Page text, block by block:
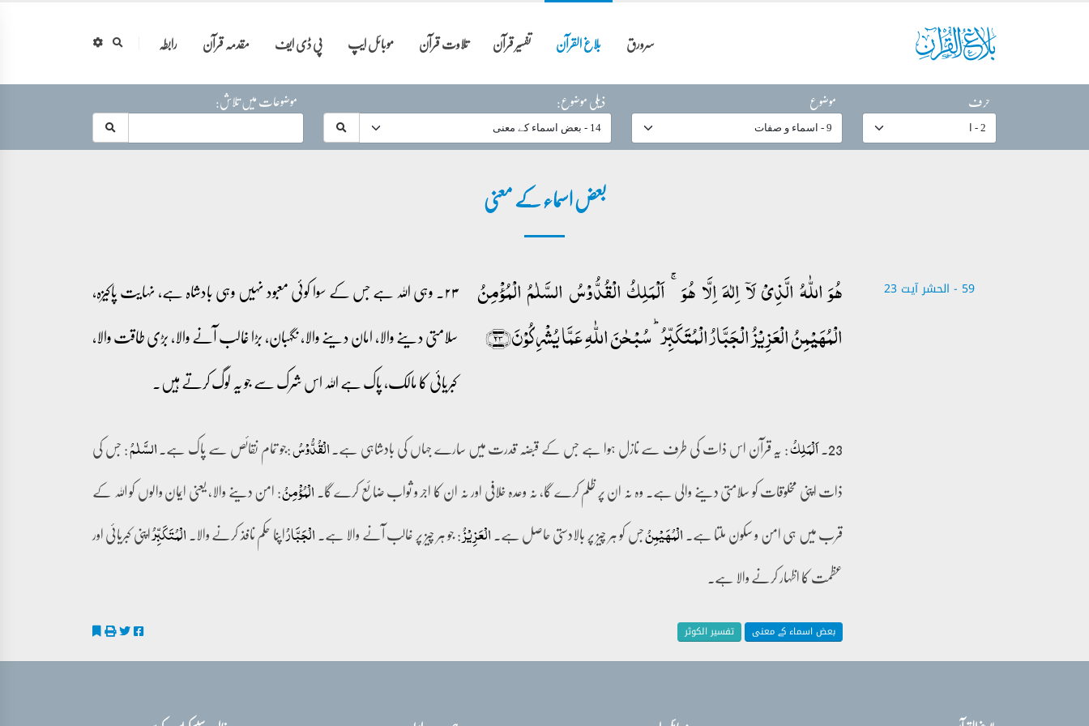
سرورق بلاغ القرآن تفسیر قرآن تلاوت قرآن موبائل ایپ پی ڈی ایف مقدمہ قرآن
رابطہ
حرف
موضوع ذیلی موضوع: موضوعات میں تلاش:
بعض اسماء کے معنی
59 - ‎الحشر آیت 23
ہُوَ اللّٰہُ الَّذِیۡ لَاۤ اِلٰہَ اِلَّا ہُوَ ۚ اَلۡمَلِکُ الۡقُدُّوۡسُ السَّلٰمُ الۡمُؤۡمِنُ
الۡمُہَیۡمِنُ الۡعَزِیۡزُ الۡجَبَّارُ الۡمُتَکَبِّرُ ؕ سُبۡحٰنَ اللّٰہِ عَمَّا یُشۡرِکُوۡنَ﴿۲۳﴾
۲۳۔ وہی اللہ ہے جس کے سوا کوئی معبود نہیں وہی بادشاہ ہے، نہایت پاکیزہ،
سلامتی دینے والا، امان دینے والا، نگہبان، بڑا غالب آنے والا، بڑی طاقت والا،
کبریائی کا مالک، پاک ہے اللہ اس شرک سے جو یہ لوگ کرتے ہیں۔
23۔ اَلۡمَلِکُ: یہ قرآن اس ذات کی طرف سے نازل ہوا ہے جس کے قبضہ قدرت میں سارے جہاں کی بادشاہی ہے۔الۡقُدُّوۡسُ:جو تمام نقائص سے پاک ہے۔السَّلٰمُ: جس کی
ذات اپنی مخلوقات کو سلامتی دینے والی ہے۔ وہ نہ ان پر ظلم کرے گا، نہ وعدہ خلافی اور نہ ان کا اجر و ثواب ضائع کرے گا۔الۡمُؤۡمِنُ: امن دینے والا، یعنی ایمان والوں کو اللہ کے
قرب میں ہی امن و سکون ملتا ہے۔الۡمُہَیۡمِنُجس کو ہر چیز پر بالادستی حاصل ہے۔الۡعَزِیۡزُ: جو ہر چیز پر غالب آنے والا ہے۔الْجَبَّارُاپنا حکم نافذ کرنے والا۔الۡمُتَکَبِّرُاپنی کبریائی اور
عظمت کا اظہار کرنے والا ہے۔
بعض اسماء کے معنی تفسیر الکوثر